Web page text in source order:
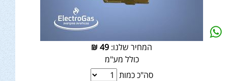
המחיר שלנו: 49
₪
כולל מע"מ
סה"כ כמות